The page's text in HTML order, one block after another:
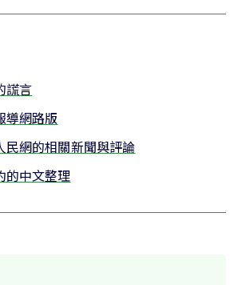
謊言
導網路版
民網的相關新聞與評論
的中文整理